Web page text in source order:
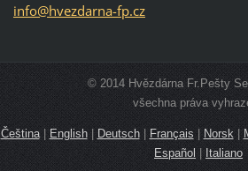
info@hvezdarna-fp.cz
© 2014 Hvězdárna Fr.Pešty
všechna práva
Čeština| English| Deutsch| Français | Norsk |
Español | Italiano